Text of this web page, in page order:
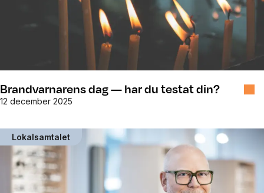
Brandvarnarens dag — har du testat din?
12 december 2025
Lokalsamtalet